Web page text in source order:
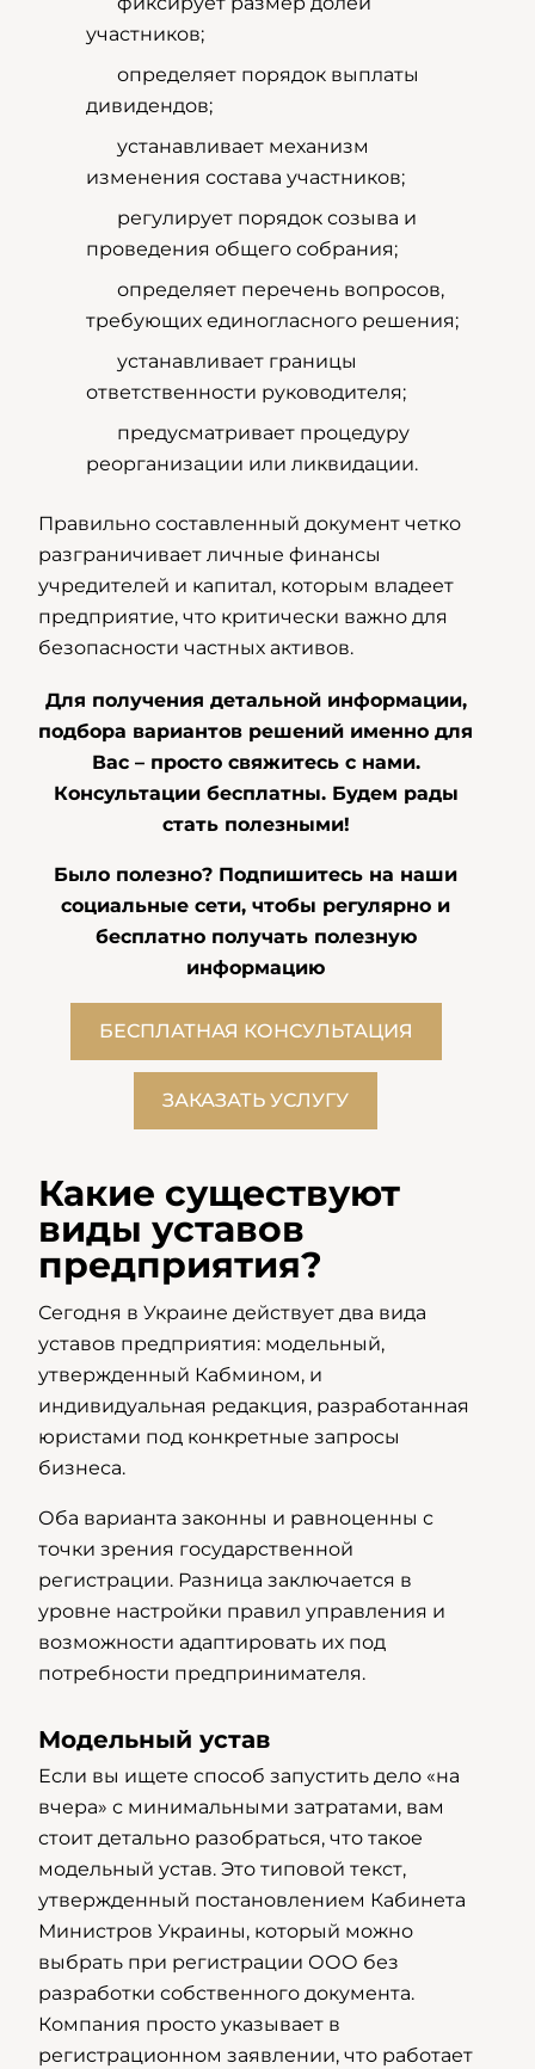
участников;
определяет порядок выплаты
дивидендов;
устанавливает механизм
изменения состава участников;
регулирует порядок созыва и
проведения общего собрания;
определяет перечень вопросов,
требующих единогласного решения;
устанавливает границы
ответственности руководителя;
предусматривает процедуру
реорганизации или ликвидации.
Правильно составленный документ четко
разграничивает личные финансы
учредителей и капитал, которым владеет
предприятие, что критически важно для
безопасности частных активов.
Для получения детальной информации,
подбора вариантов решений именно для
Вас – просто свяжитесь с нами.
Консультации бесплатны. Будем рады
стать полезными!
Было полезно? Подпишитесь на наши
социальные сети, чтобы регулярно и
бесплатно получать полезную
информацию
БЕСПЛАТНАЯ КОНСУЛЬТАЦИЯ
ЗАКАЗАТЬ УСЛУГУ
Какие существуют
виды уставов
предприятия?
Сегодня в Украине действует два вида
уставов предприятия: модельный,
утвержденный Кабмином, и
индивидуальная редакция, разработанная
юристами под конкретные запросы
бизнеса.
Оба варианта законны и равноценны с
точки зрения государственной
регистрации. Разница заключается в
уровне настройки правил управления и
возможности адаптировать их под
потребности предпринимателя.
Модельный устав
Если вы ищете способ запустить дело «на
вчера» с минимальными затратами, вам
стоит детально разобраться, что такое
модельный устав. Это типовой текст,
утвержденный постановлением Кабинета
Министров Украины, который можно
выбрать при регистрации ООО без
разработки собственного документа.
Компания просто указывает в
регистрационном заявлении, что работает